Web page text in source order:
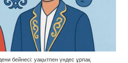
бейнесі: уақытпен үндес ұрпақ